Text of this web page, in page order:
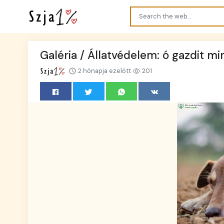
Galéria / Állatvédelem: ó gazdit
2 hónapja ezelőtt 201